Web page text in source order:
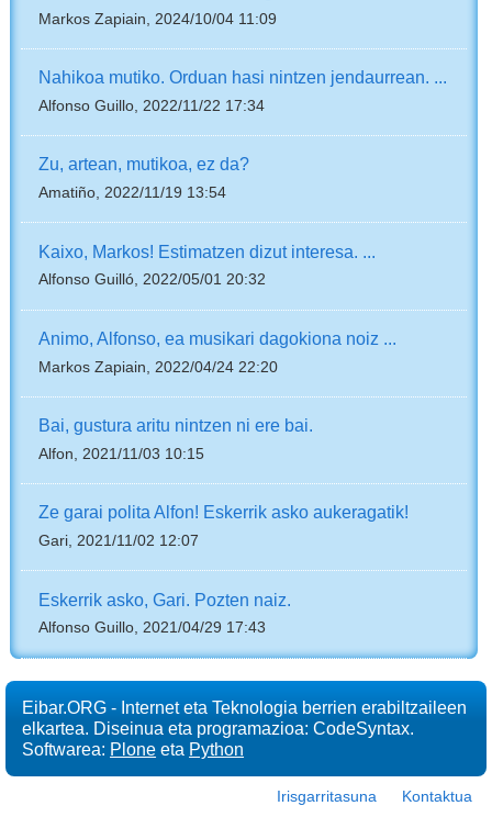
Markos Zapiain, 2024/10/04 11:09
Nahikoa mutiko. Orduan hasi nintzen jendaurrean. ...
Alfonso Guillo, 2022/11/22 17:34
Zu, artean, mutikoa, ez da?
Amatiño, 2022/11/19 13:54
Kaixo, Markos! Estimatzen dizut interesa. ...
Alfonso Guilló, 2022/05/01 20:32
Animo, Alfonso, ea musikari dagokiona noiz ...
Markos Zapiain, 2022/04/24 22:20
Bai, gustura aritu nintzen ni ere bai.
Alfon, 2021/11/03 10:15
Ze garai polita Alfon! Eskerrik asko aukeragatik!
Gari, 2021/11/02 12:07
Eskerrik asko, Gari. Pozten naiz.
Alfonso Guillo, 2021/04/29 17:43
Eibar.ORG - Internet eta Teknologia berrien erabiltzaileen
elkartea. Diseinua eta programazioa: CodeSyntax.
Softwarea: Plone eta Python
Irisgarritasuna Kontaktua